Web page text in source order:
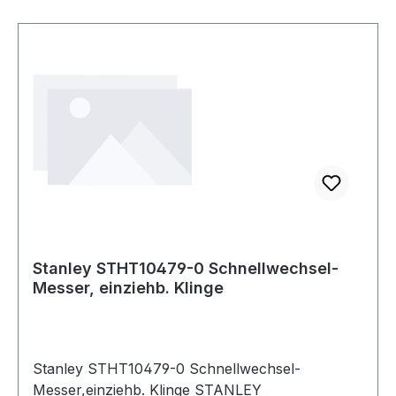
Stanley STHT10479-0 Schnellwechsel-
Messer, einziehb. Klinge
Stanley STHT10479-0 Schnellwechsel-
Messer,einziehb. Klinge STANLEY